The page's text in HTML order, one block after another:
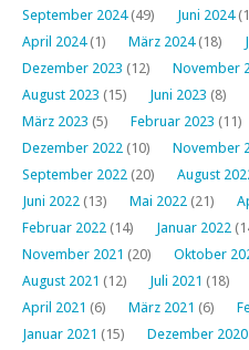
September 2024(49) Juni 2024
April 2024(1) März 2024(18)
Dezember 2023 (12) November
August 2023 (15) Juni 2023 (8)
März 2023 (5) Februar 2023 (11)
Dezember 2022 (10) November
September 2022 (20) August
Juni 2022 (13) Mai 2022 (21)
Februar 2022 (14) Januar 2022
November 2021 (20) Oktober
August 2021 (12) Juli 2021 (18)
April 2021 (6) März 2021 (6)
Januar 2021 (15) Dezember 2020